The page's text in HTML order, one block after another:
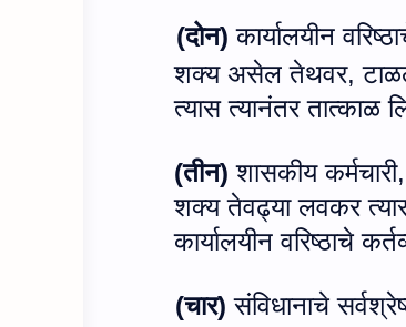
(दोन) कार्यालयीन
शक्य असेल तेथवर,
त्यास त्यानंतर तात्काळ
(तीन) शासकीय कर्मचारी
शक्य तेवढ्या लवकर
कार्यालयीन वरिष्ठाचे
(चार) संविधानाचे